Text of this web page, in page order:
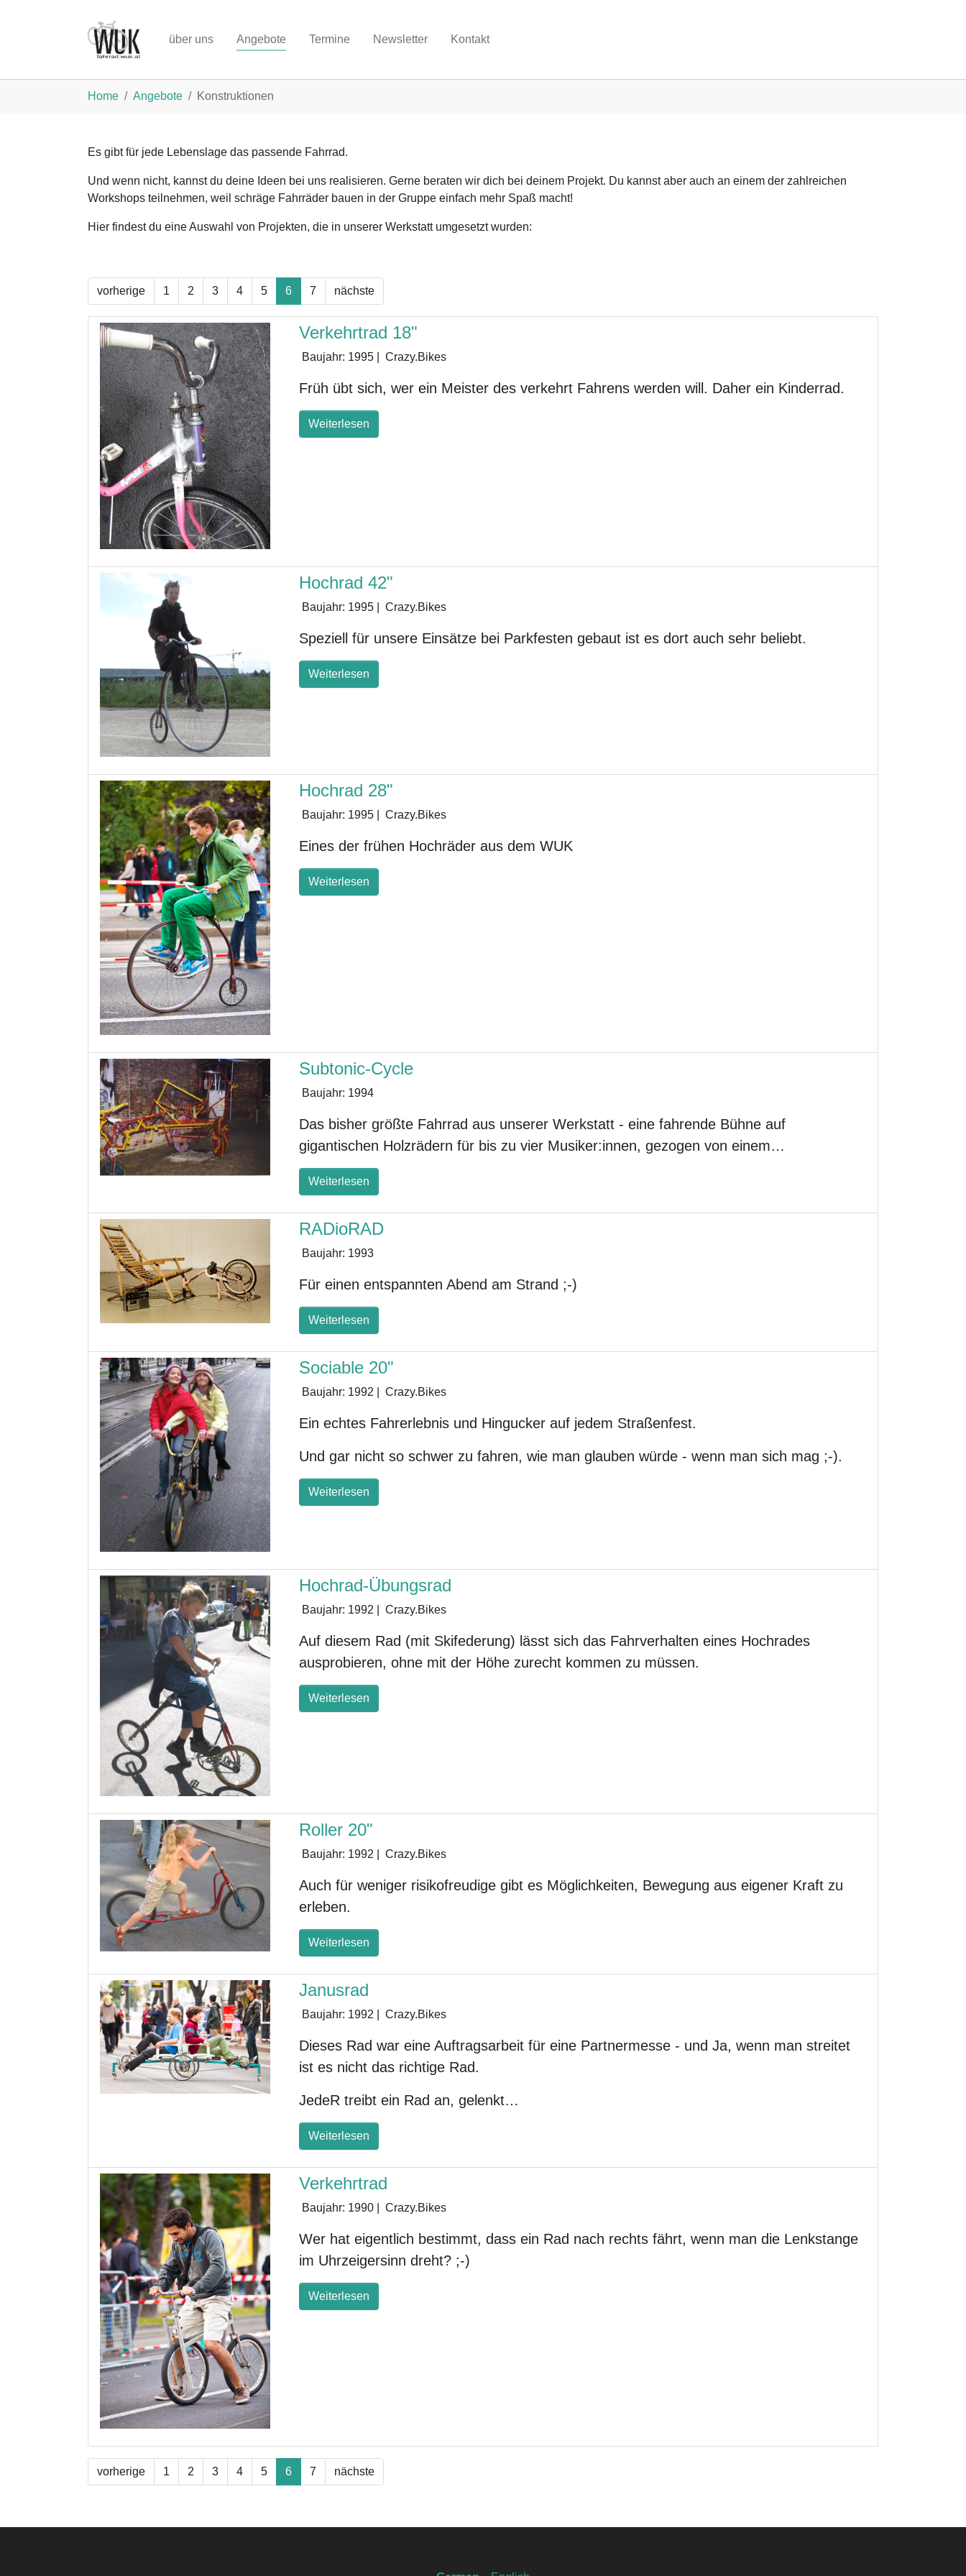
über uns Angebote Termine Newsletter Kontakt
Home Angebote Konstruktionen
Es gibt für jede Lebenslage das passende Fahrrad.
Und wenn nicht, kannst du deine Ideen bei uns realisieren. Gerne beraten wir dich bei deinem Projekt. Du kannst aber auch an einem der zahlreichen
Workshops teilnehmen, weil schräge Fahrräder bauen in der Gruppe einfach mehr Spaß macht!
Hier findest du eine Auswahl von Projekten, die in unserer Werkstatt umgesetzt wurden:
vorherige 1 2 3 4 5 6 7 nächste
Verkehrtrad 18"
Baujahr: 1995 Crazy.Bikes
Früh übt sich, wer ein Meister des verkehrt Fahrens werden will. Daher ein Kinderrad.
Weiterlesen
Hochrad 42"
Baujahr: 1995 Crazy.Bikes
Speziell für unsere Einsätze bei Parkfesten gebaut ist es dort auch sehr beliebt.
Weiterlesen
Hochrad 28"
Baujahr: 1995 Crazy.Bikes
Eines der frühen Hochräder aus dem WUK
Weiterlesen
Subtonic-Cycle
Baujahr: 1994
Das bisher größte Fahrrad aus unserer Werkstatt - eine fahrende Bühne auf
gigantischen Holzrädern für bis zu vier Musiker:innen, gezogen von einem…
Weiterlesen
RADioRAD
Baujahr: 1993
Für einen entspannten Abend am Strand ;-)
Weiterlesen
Sociable 20"
Baujahr: 1992 Crazy.Bikes
Ein echtes Fahrerlebnis und Hingucker auf jedem Straßenfest.
Und gar nicht so schwer zu fahren, wie man glauben würde - wenn man sich mag ;-).
Weiterlesen
Hochrad-Übungsrad
Baujahr: 1992 Crazy.Bikes
Auf diesem Rad (mit Skifederung) lässt sich das Fahrverhalten eines Hochrades
ausprobieren, ohne mit der Höhe zurecht kommen zu müssen.
Weiterlesen
Roller 20"
Baujahr: 1992 Crazy.Bikes
Auch für weniger risikofreudige gibt es Möglichkeiten, Bewegung aus eigener Kraft zu
erleben.
Weiterlesen
Janusrad
Baujahr: 1992 Crazy.Bikes
Dieses Rad war eine Auftragsarbeit für eine Partnermesse - und Ja, wenn man streitet
ist es nicht das richtige Rad.
JedeR treibt ein Rad an, gelenkt…
Weiterlesen
Verkehrtrad
Baujahr: 1990 Crazy.Bikes
Wer hat eigentlich bestimmt, dass ein Rad nach rechts fährt, wenn man die Lenkstange
im Uhrzeigersinn dreht? ;-)
Weiterlesen
vorherige 1 2 3 4 5 6 7 nächste